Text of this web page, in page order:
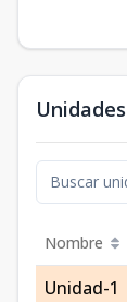
Unidades
Nombre
Unidad-1